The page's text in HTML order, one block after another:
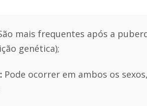
mais frequentes após a
genética);
Pode ocorrer em ambos os